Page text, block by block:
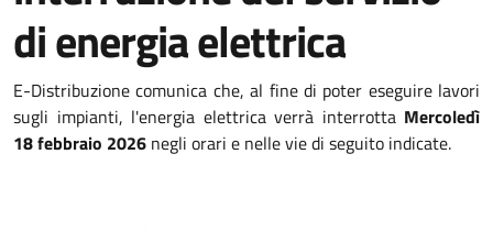
di energia elettrica
E-Distribuzione comunica che, al fine di poter eseguire lavori
sugli impianti, l'energia elettrica verrà interrottaMercoledì
18 febbraio 2026 negli orari e nelle vie di seguito indicate.